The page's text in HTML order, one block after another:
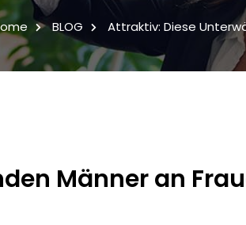
BLOG Attraktiv: Diese
Männer an